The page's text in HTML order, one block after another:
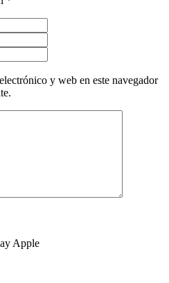
y web en este navegador
Apple